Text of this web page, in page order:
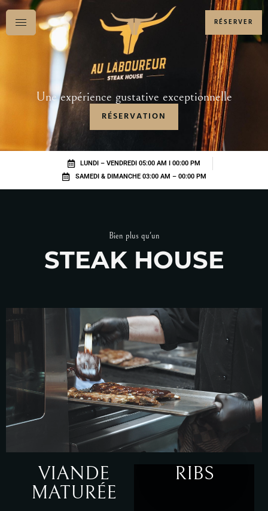
RÉSERVER
Une expérience gustative exceptionnelle
RÉSERVATION
LUNDI – VENDREDI 05:00 AM I 00:00 PM
SAMEDI & DIMANCHE 03:00 AM – 00:00 PM
Bien plus qu'un
STEAK HOUSE
VIANDE
MATURÉE
RIBS